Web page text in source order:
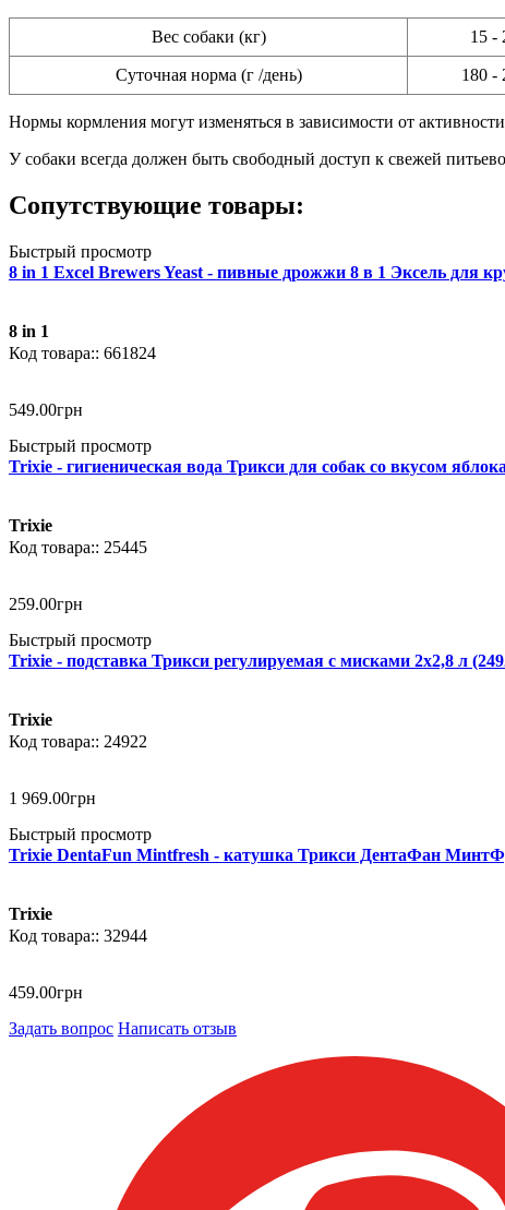
Вес собаки (кг) 15 -
Суточная норма (г /день) 180 -
Нормы кормления могут изменяться в зависимости от
У собаки всегда должен быть свободный доступ к свежей
Сопутствующие товары:
Быстрый просмотр
8 in 1 Excel Brewers Yeast - пивные дрожжи 8 в 1 Эксель для
8 in 1
661824
549.00грн
Быстрый просмотр
Trixie - гигиеническая вода Трикси для собак со вкусом
Trixie
25445
259.00грн
Быстрый просмотр
Trixie - подставка Трикси регулируемая с мисками 2х2,8 л
Trixie
24922
1 969.00грн
Быстрый просмотр
Trixie DentaFun Mintfresh - катушка Трикси ДентаФан
Trixie
32944
459.00грн
Задать вопрос Написать отзыв